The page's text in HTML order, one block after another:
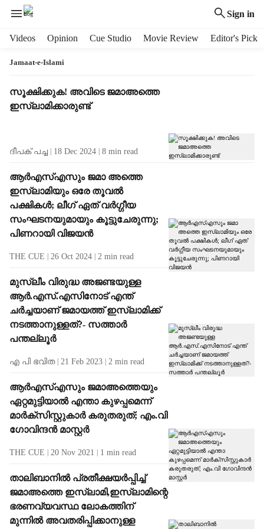
Sign in
Videos Opinion Cue Studio Movie Review Editor's Pick
Jamaat-e-Islami
T
a
s
l
t
s
സൂക്ഷിക്കുക! അവിടെ ജമാഅത്തെ
ഇസ്ലാമിക്കാരുണ്ട്
ദീപക് പച്ച 18 Dec 2024 8 min read
ആര്‍എസ്എസും ജമാ അത്തെ
ഇസ്ലാമിയും ഒരേ തൂവല്‍
പക്ഷികള്‍; ലീഗ് ഏത് വര്‍ഗ്ഗീയ
സംഘടനയുമായും കൂട്ടുചേരുന്നു;
പിണറായി വിജയൻ
THE CUE 26 Oct 2024 2 min read
മുസ്ലീം വിരുദ്ധ അജണ്ടയുള്ള
ആര്‍.എസ്.എസിനോട് എന്ത്
ചര്‍ച്ചയാണ് ജമായത്ത് ഇസ്ലാമിക്ക്
നടത്താനുള്ളത്?- സത്താര്‍
പന്തല്ലൂര്‍
എ പി ഭവിത 21 Feb 2023 2 min read
ആര്‍എസ്എസും ജമാഅത്തെയും
ഏറ്റമുട്ടിയാല്‍ എന്താ കുഴപ്പമെന്ന്
മാര്‍ക്സിസ്റ്റുകാര്‍ കരുതരുത്; എം.വി
ഗോവിന്ദന്‍ മാസ്റ്റര്‍
THE CUE 20 Nov 2021 1 min read
താലിബാനില്‍ പ്രതീക്ഷയര്‍പ്പിച്ച്
ജമാഅത്തെ ഇസ്ലാമി,ഇസ്ലാമിന്റെ
ഭരണവ്യവസ്ഥ ലോകത്തിന്
മുന്നില്‍ അവതരിപ്പിക്കാനുള്ള